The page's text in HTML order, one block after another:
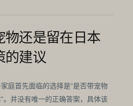
物还是留在日本
建议
庭首先面临的选择是“是否带宠物
。并没有唯一的正确答案，具体该